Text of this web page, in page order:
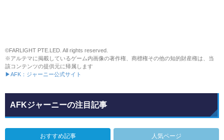
©FARLIGHT PTE.LED. All rights reserved.
※アルテマに掲載しているゲーム内画像の著作権、商標権その他の知的財産権は、当
該コンテンツの提供元に帰属します
▶AFK：ジャーニー公式サイト
AFKジャーニーの注目記事
おすすめ記事 人気ページ